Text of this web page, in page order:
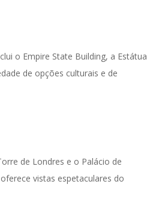
o Empire State Building, a Estátua
de opções culturais e de
de Londres e o Palácio de
vistas espetaculares do